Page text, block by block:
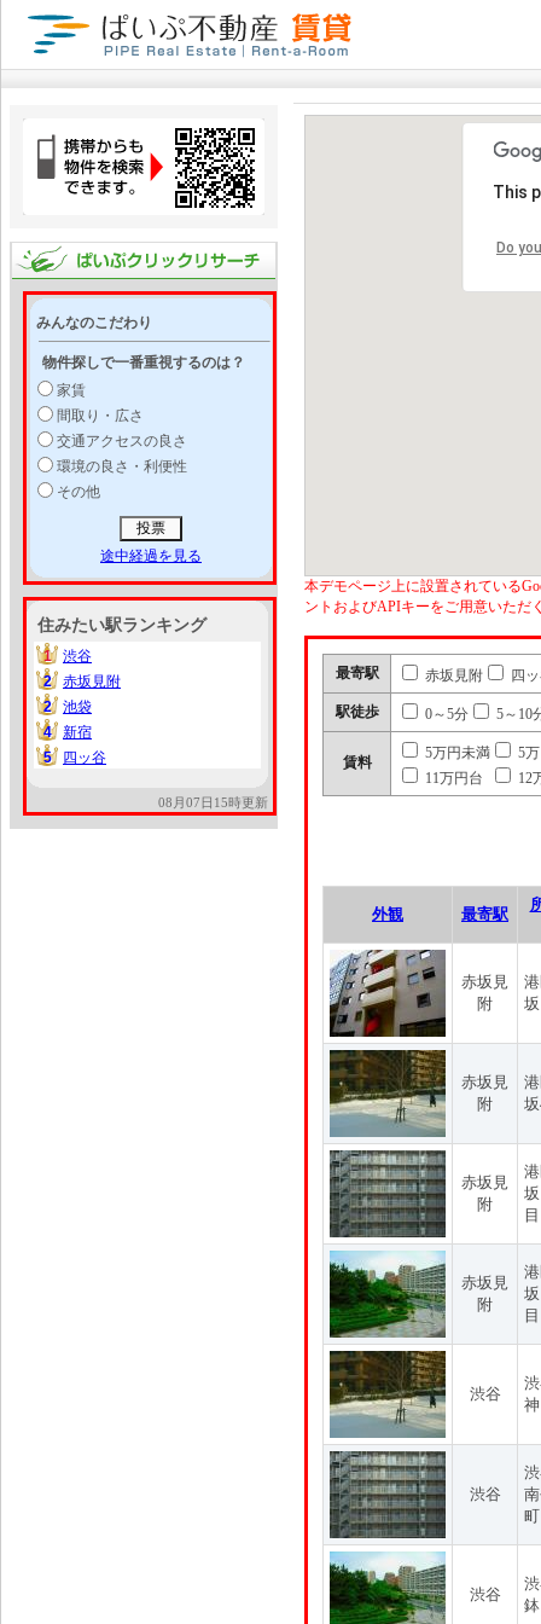
みんなのこだわり
物件探しで一番重視するのは？
家賃
間取り・広さ
交通アクセスの良さ
環境の良さ・利便性
その他
途中経過を見る
住みたい駅ランキング
1
1
渋谷
2
2
赤坂見附
2
2
池袋
4
4
新宿
5
5 四ッ谷
08月07日15時更新
This
Do
本デモページ上に設置されている
ントおよびAPIキーをご用意いただ
最寄駅 赤坂見附 四
駅徒歩 0～5分 5～10
賃料
5万円未満
5
11万円台
12
外観 最寄駅
赤坂見
附
赤坂見
附
赤坂見
附
目
赤坂見
附
目
渋谷
渋谷
渋谷